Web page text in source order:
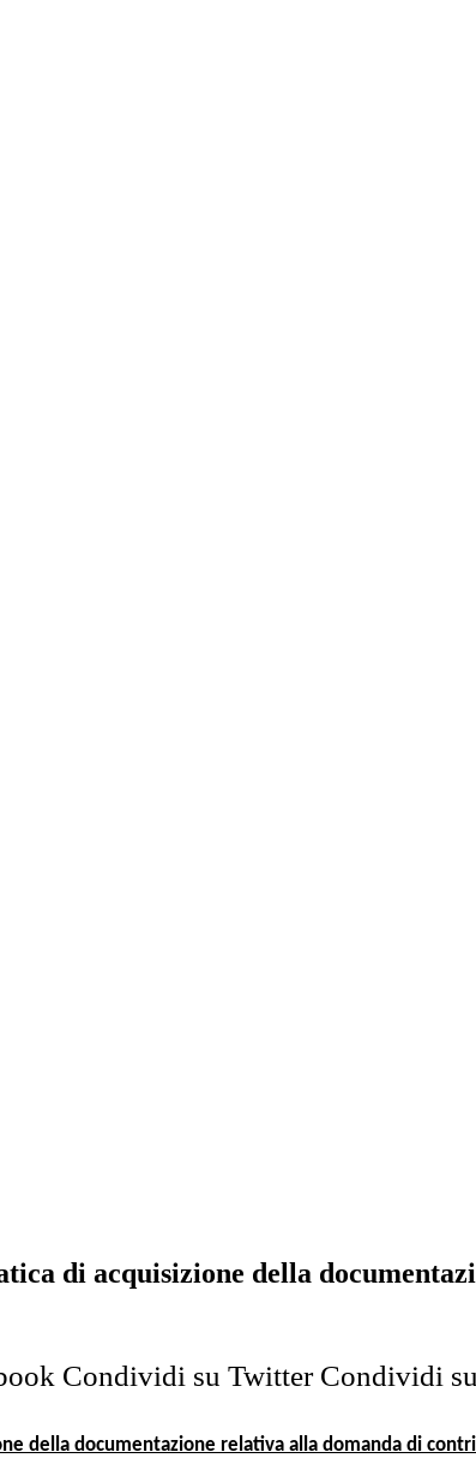
di acquisizione della
Condividi su Twitter Condividi
della documentazione relativa alla domanda di